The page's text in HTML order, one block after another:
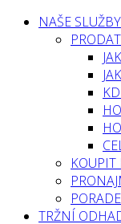
NAŠE SLUŽBY
KOUPIT
TRŽNÍ